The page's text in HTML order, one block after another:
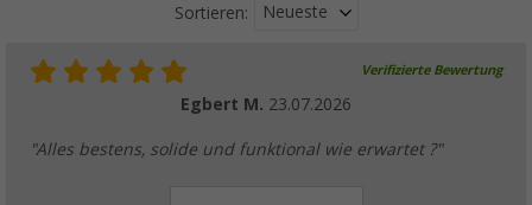
Sortieren: Neueste
Verifizierte Bewertung
Egbert M. 23.07.2026
"Alles bestens, solide und funktional wie erwartet ?"